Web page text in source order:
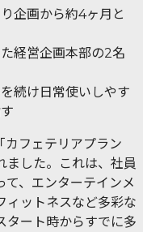
企画から約4ヶ月と
経営企画本部の2名
続け日常使いしやす
フェテリアプラン
ました。これは、社員
、エンターテインメ
ィットネスなど多彩な
タート時からすでに多